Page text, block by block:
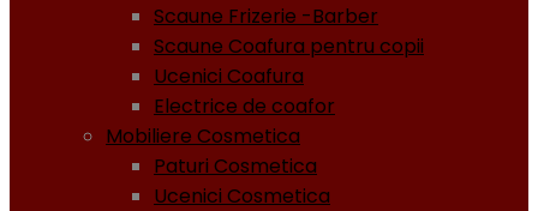
Scaune Frizerie -Barber
Scaune Coafura pentru copii
Ucenici Coafura
Electrice de coafor
Mobiliere Cosmetica
Paturi Cosmetica
Ucenici Cosmetica